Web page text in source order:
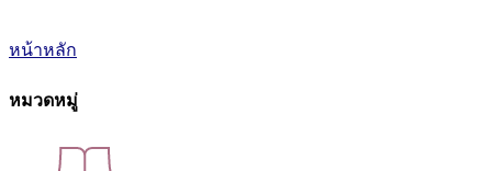
หน้าหลัก
หมวดหมู่